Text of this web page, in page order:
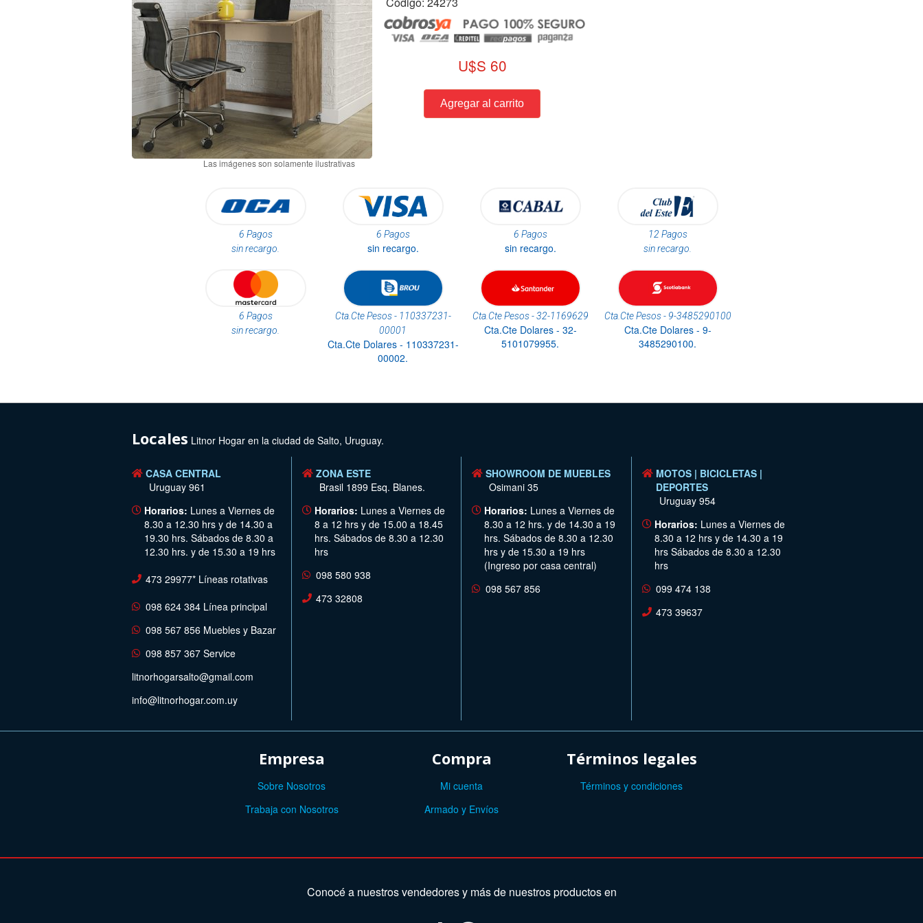
U$S 60
6 Pagos
sin recargo.
6 Pagos
sin recargo.
6 Pagos
sin recargo.
12 Pagos
sin recargo.
6 Pagos
sin recargo.
Cta.Cte Pesos - 110337231-
00001
Cta.Cte Dolares - 110337231-
00002.
Cta.Cte Pesos - 32-1169629
Cta.Cte Dolares - 32-
5101079955.
Cta.Cte Pesos - 9-3485290100
Cta.Cte Dolares - 9-
3485290100.
Locales Litnor Hogar en la ciudad de Salto, Uruguay.
CASA CENTRAL
Uruguay 961
Horarios: Lunes a Viernes de
8.30 a 12.30 hrs y de 14.30 a
19.30 hrs. Sábados de 8.30 a
12.30 hrs. y de 15.30 a 19 hrs
473 29977* Líneas rotativas
098 624 384 Línea principal
098 567 856 Muebles y Bazar
098 857 367 Service
litnorhogarsalto@gmail.com
info@litnorhogar.com.uy
ZONA ESTE
Brasil 1899 Esq. Blanes.
Horarios: Lunes a Viernes de
8 a 12 hrs y de 15.00 a 18.45
hrs. Sábados de 8.30 a 12.30
hrs
098 580 938
473 32808
SHOWROOM DE MUEBLES
Osimani 35
Horarios: Lunes a Viernes de
8.30 a 12 hrs. y de 14.30 a 19
hrs. Sábados de 8.30 a 12.30
hrs y de 15.30 a 19 hrs
(Ingreso por casa central)
098 567 856
MOTOS | BICICLETAS |
DEPORTES
Uruguay 954
Horarios: Lunes a Viernes de
8.30 a 12 hrs y de 14.30 a 19
hrs Sábados de 8.30 a 12.30
hrs
099 474 138
473 39637
Empresa
Sobre Nosotros
Trabaja con Nosotros
Compra
Mi cuenta
Armado y Envíos
Términos legales
Términos y condiciones
Conocé a nuestros vendedores y más de nuestros productos en